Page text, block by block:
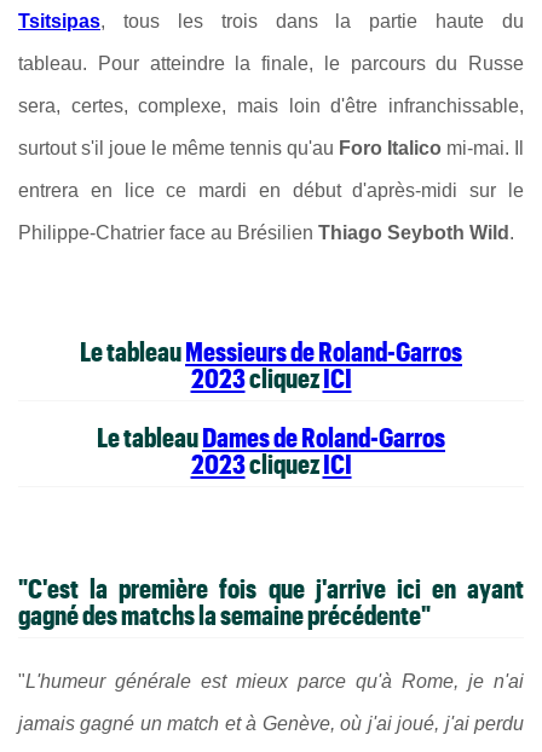
Tsitsipas, tous les trois dans la partie haute du
tableau. Pour atteindre la finale, le parcours du Russe
sera, certes, complexe, mais loin d'être infranchissable,
surtout s'il joue l e même tennis qu'au Foro Italico mi-mai. Il
entrera en lice ce mardi en début d'après-midi sur le
Philippe-Chatrier face au Brésilien Thiago Seyboth Wild .
Le tableauMessieurs de Roland-Garros
2023cliquezICI
Le tableauDames de Roland-Garros
2023cliquezICI
"C'est la première fois que j'arrive ici en ayant
gagné des matchs la semaine précédente"
"L'humeur générale est mieux parce qu'à Rome, je n'ai
jamais gagné un match et à Genève, où j'ai joué, j'ai perdu